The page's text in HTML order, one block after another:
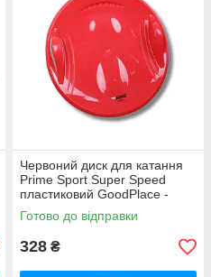
Червоний диск для катання
Prime Sport Super Speed
пластиковий GoodPlace -
worry-free-shopping-
Готово до відправки
328 ₴